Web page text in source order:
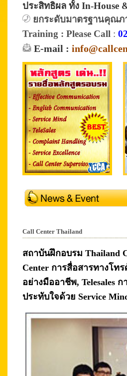
ประสิทธิผล ทั้ง In-House
ยกระดับมาตรฐานคุณภ
Training : Please Call :
E-mail :
Call Center Thailand
สถาบันฝึกอบรม Thailand
Center การสื่อสารทางโท
อย่างมืออาชีพ, Telesales
ประทับใจด้วย Service